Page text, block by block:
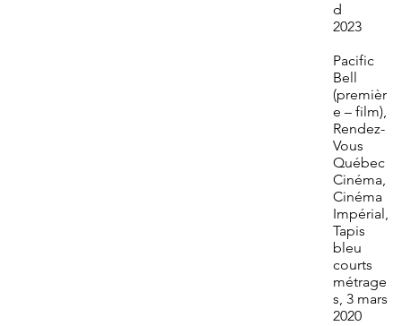
d
2023
Pacific
Bell
(premièr
e – film),
Rendez-
Vous
Québec
Cinéma,
Cinéma
Impérial,
Tapis
bleu
courts
métrage
s, 3 mars
2020